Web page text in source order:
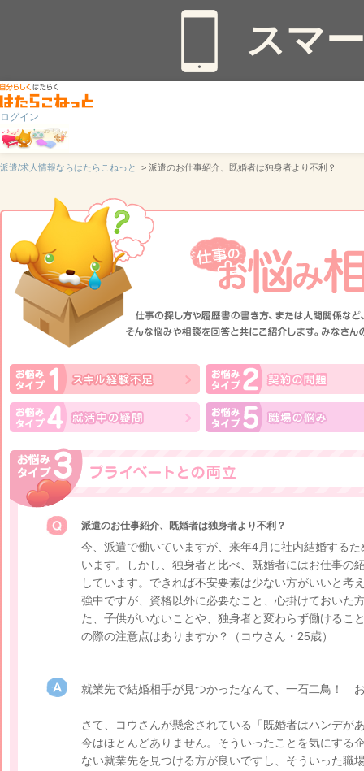
スマ
ログイン
派遣/求人情報ならはたらこねっと > 派遣のお仕事紹介、既婚者は独身者より不利？
派遣のお仕事紹介、既婚者は独身者より不利？
今、派遣で働いていますが、来年4月に社内結婚する
います。しかし、独身者と比べ、既婚者にはお仕事の
しています。できれば不安要素は少ない方がいいと考
強中ですが、資格以外に必要なこと、心掛けておい
た、子供がいないことや、独身者と変わらず働けるこ
の際の注意点はありますか？
（コウさん・25歳）
就業先で結婚相手が見つかったなんて、一石二鳥！
さて、コウさんが懸念されている「既婚者はハンデが
今はほとんどありません。そういったことを気にする
ない就業先を見つける方が良いですし、そういった職